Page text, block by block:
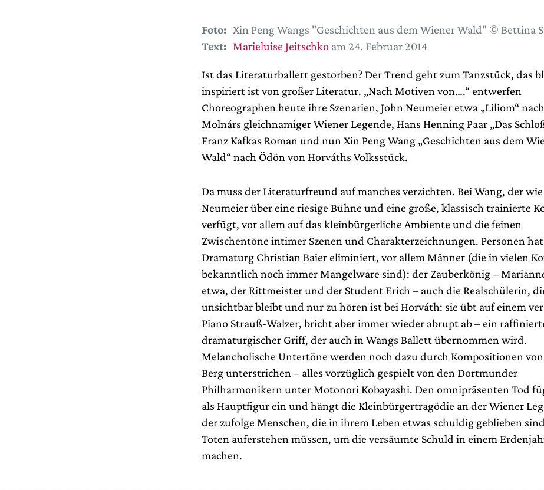
Foto: Xin Peng Wangs "Geschichten aus dem Wiener Wald" © Bettina
Text: Marieluise Jeitschko am 24. Februar 2014
Ist das Literaturballett gestorben? Der Trend geht zum Tanzstück, das
inspiriert ist von großer Literatur. „Nach Motiven von….“ entwerfen
Choreographen heute ihre Szenarien, John Neumeier etwa „Liliom“
Molnárs gleichnamiger Wiener Legende, Hans Henning Paar „Das
Franz Kafkas Roman und nun Xin Peng Wang „Geschichten aus dem
Wald“ nach Ödön von Horváths Volksstück.
Da muss der Literaturfreund auf manches verzichten. Bei Wang, der wie
Neumeier über eine riesige Bühne und eine große, klassisch trainierte
verfügt, vor allem auf das kleinbürgerliche Ambiente und die feinen
Zwischentöne intimer Szenen und Charakterzeichnungen. Personen
Dramaturg Christian Baier eliminiert, vor allem Männer (die in vielen
bekanntlich noch immer Mangelware sind): der Zauberkönig –
etwa, der Rittmeister und der Student Erich – auch die Realschülerin,
unsichtbar bleibt und nur zu hören ist bei Horváth: sie übt auf einem
Piano Strauß-Walzer, bricht aber immer wieder abrupt ab – ein
dramaturgischer Griff, der auch in Wangs Ballett übernommen wird.
Melancholische Untertöne werden noch dazu durch Kompositionen
Berg unterstrichen – alles vorzüglich gespielt von den Dortmunder
Philharmonikern unter Motonori Kobayashi. Den omnipräsenten Tod
als Hauptfigur ein und hängt die Kleinbürgertragödie an der Wiener
der zufolge Menschen, die in ihrem Leben etwas schuldig geblieben
Toten auferstehen müssen, um die versäumte Schuld in einem
machen.